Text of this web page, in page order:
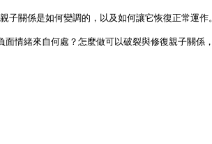
關係是如何變調的，以及如何讓它恢復正常運
情緒來自何處？怎麼做可以破裂與修復親子關係